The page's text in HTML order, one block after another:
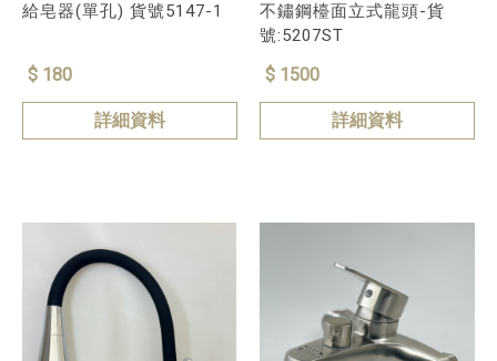
給皂器(單孔) 貨號5147-1
$ 180
詳細資料
不鏽鋼檯面立式龍頭-貨
號:5207ST
$ 1500
詳細資料